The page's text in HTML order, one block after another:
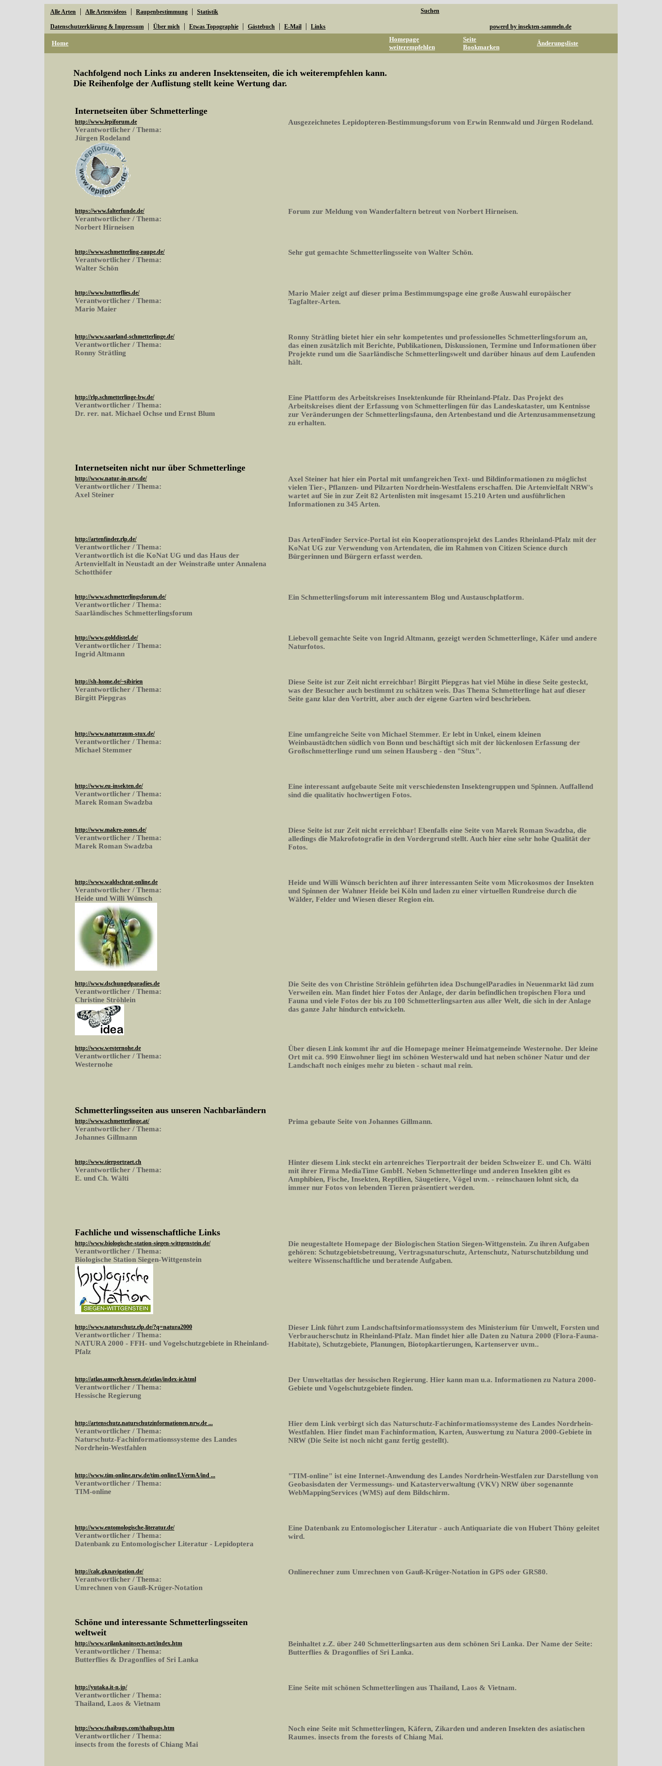
Alle Arten | Alle Artenvideos | Raupenbestimmung | Statistik Suchen
Datenschutzerklärung & Impressum | Über mich | Etwas Topographie | Gästebuch | E-Mail | Links powerd by insekten-sammeln.de
Home
Homepage
weiterempfehlen
Seite
Bookmarken
Änderungsliste
Nachfolgend noch Links zu anderen Insektenseiten, die ich weiterempfehlen kann.
Die Reihenfolge der Auflistung stellt keine Wertung dar.
Internetseiten über Schmetterlinge
http://www.lepiforum.de
Verantwortlicher / Thema:
Jürgen Rodeland
Ausgezeichnetes Lepidopteren-Bestimmungsforum von Erwin Rennwald und Jürgen Rodeland.
https://www.falterfunde.de/
Verantwortlicher / Thema:
Norbert Hirneisen
Forum zur Meldung von Wanderfaltern betreut von Norbert Hirneisen.
http://www.schmetterling-raupe.de/
Verantwortlicher / Thema:
Walter Schön
Sehr gut gemachte Schmetterlingsseite von Walter Schön.
http://www.butterflies.de/
Verantwortlicher / Thema:
Mario Maier
Mario Maier zeigt auf dieser prima Bestimmungspage eine große Auswahl europäischer
Tagfalter-Arten.
http://www.saarland-schmetterlinge.de/
Verantwortlicher / Thema:
Ronny Strätling
Ronny Strätling bietet hier ein sehr kompetentes und professionelles Schmetterlingsforum an,
das einen zusätzlich mit Berichte, Publikationen, Diskussionen, Termine und Informationen über
Projekte rund um die Saarländische Schmetterlingswelt und darüber hinaus auf dem Laufenden
hält.
http://rlp.schmetterlinge-bw.de/
Verantwortlicher / Thema:
Dr. rer. nat. Michael Ochse und Ernst Blum
Eine Plattform des Arbeitskreises Insektenkunde für Rheinland-Pfalz. Das Projekt des
Arbeitskreises dient der Erfassung von Schmetterlingen für das Landeskataster, um Kentnisse
zur Veränderungen der Schmetterlingsfauna, den Artenbestand und die Artenzusammensetzung
zu erhalten.
Internetseiten nicht nur über Schmetterlinge
http://www.natur-in-nrw.de/
Verantwortlicher / Thema:
Axel Steiner
Axel Steiner hat hier ein Portal mit umfangreichen Text- und Bildinformationen zu möglichst
vielen Tier-, Pflanzen- und Pilzarten Nordrhein-Westfalens erschaffen. Die Artenvielfalt NRW's
wartet auf Sie in zur Zeit 82 Artenlisten mit insgesamt 15.210 Arten und ausführlichen
Informationen zu 345 Arten.
http://artenfinder.rlp.de/
Verantwortlicher / Thema:
Verantwortlich ist die KoNat UG und das Haus der
Artenvielfalt in Neustadt an der Weinstraße unter Annalena
Schotthöfer
Das ArtenFinder Service-Portal ist ein Kooperationsprojekt des Landes Rheinland-Pfalz mit der
KoNat UG zur Verwendung von Artendaten, die im Rahmen von Citizen Science durch
Bürgerinnen und Bürgern erfasst werden.
http://www.schmetterlingsforum.de/
Verantwortlicher / Thema:
Saarländisches Schmetterlingsforum
Ein Schmetterlingsforum mit interessantem Blog und Austauschplatform.
http://www.golddistel.de/
Verantwortlicher / Thema:
Ingrid Altmann
Liebevoll gemachte Seite von Ingrid Altmann, gezeigt werden Schmetterlinge, Käfer und andere
Naturfotos.
http://sh-home.de/~sibirien
Verantwortlicher / Thema:
Birgitt Piepgras
Diese Seite ist zur Zeit nicht erreichbar! Birgitt Piepgras hat viel Mühe in diese Seite gesteckt,
was der Besucher auch bestimmt zu schätzen weis. Das Thema Schmetterlinge hat auf dieser
Seite ganz klar den Vortritt, aber auch der eigene Garten wird beschrieben.
http://www.naturraum-stux.de/
Verantwortlicher / Thema:
Michael Stemmer
Eine umfangreiche Seite von Michael Stemmer. Er lebt in Unkel, einem kleinen
Weinbaustädtchen südlich von Bonn und beschäftigt sich mit der lückenlosen Erfassung der
Großschmetterlinge rund um seinen Hausberg - den "Stux".
http://www.eu-insekten.de/
Verantwortlicher / Thema:
Marek Roman Swadzba
Eine interessant aufgebaute Seite mit verschiedensten Insektengruppen und Spinnen. Auffallend
sind die qualitativ hochwertigen Fotos.
http://www.makro-zones.de/
Verantwortlicher / Thema:
Marek Roman Swadzba
Diese Seite ist zur Zeit nicht erreichbar! Ebenfalls eine Seite von Marek Roman Swadzba, die
alledings die Makrofotografie in den Vordergrund stellt. Auch hier eine sehr hohe Qualität der
Fotos.
http://www.waldschrat-online.de
Verantwortlicher / Thema:
Heide und Willi Wünsch
Heide und Willi Wünsch berichten auf ihrer interessanten Seite vom Microkosmos der Insekten
und Spinnen der Wahner Heide bei Köln und laden zu einer virtuellen Rundreise durch die
Wälder, Felder und Wiesen dieser Region ein.
http://www.dschungelparadies.de
Verantwortlicher / Thema:
Christine Ströhlein
Die Seite des von Christine Ströhlein geführten idea DschungelParadies in Neuenmarkt läd zum
Verweilen ein. Man findet hier Fotos der Anlage, der darin befindlichen tropischen Flora und
Fauna und viele Fotos der bis zu 100 Schmetterlingsarten aus aller Welt, die sich in der Anlage
das ganze Jahr hindurch entwickeln.
http://www.westernohe.de
Verantwortlicher / Thema:
Westernohe
Über diesen Link kommt ihr auf die Homepage meiner Heimatgemeinde Westernohe. Der kleine
Ort mit ca. 990 Einwohner liegt im schönen Westerwald und hat neben schöner Natur und der
Landschaft noch einiges mehr zu bieten - schaut mal rein.
Schmetterlingsseiten aus unseren Nachbarländern
http://www.schmetterlinge.at/
Verantwortlicher / Thema:
Johannes Gillmann
Prima gebaute Seite von Johannes Gillmann.
http://www.tierportraet.ch
Verantwortlicher / Thema:
E. und Ch. Wälti
Hinter diesem Link steckt ein artenreiches Tierportrait der beiden Schweizer E. und Ch. Wälti
mit ihrer Firma MediaTime GmbH. Neben Schmetterlinge und anderen Insekten gibt es
Amphibien, Fische, Insekten, Reptilien, Säugetiere, Vögel uvm. - reinschauen lohnt sich, da
immer nur Fotos von lebenden Tieren präsentiert werden.
Fachliche und wissenschaftliche Links
http://www.biologische-station-siegen-wittgenstein.de/
Verantwortlicher / Thema:
Biologische Station Siegen-Wittgenstein
Die neugestaltete Homepage der Biologischen Station Siegen-Wittgenstein. Zu ihren Aufgaben
gehören: Schutzgebietsbetreuung, Vertragsnaturschutz, Artenschutz, Naturschutzbildung und
weitere Wissenschaftliche und beratende Aufgaben.
http://www.naturschutz.rlp.de/?q=natura2000
Verantwortlicher / Thema:
NATURA 2000 - FFH- und Vogelschutzgebiete in Rheinland-
Pfalz
Dieser Link führt zum Landschaftsinformationssystem des Ministerium für Umwelt, Forsten und
Verbraucherschutz in Rheinland-Pfalz. Man findet hier alle Daten zu Natura 2000 (Flora-Fauna-
Habitate), Schutzgebiete, Planungen, Biotopkartierungen, Kartenserver uvm..
http://atlas.umwelt.hessen.de/atlas/index-ie.html
Verantwortlicher / Thema:
Hessische Regierung
Der Umweltatlas der hessischen Regierung. Hier kann man u.a. Informationen zu Natura 2000-
Gebiete und Vogelschutzgebiete finden.
http://artenschutz.naturschutzinformationen.nrw.de ...
Verantwortlicher / Thema:
Naturschutz-Fachinformationssysteme des Landes
Nordrhein-Westfahlen
Hier dem Link verbirgt sich das Naturschutz-Fachinformationssysteme des Landes Nordrhein-
Westfahlen. Hier findet man Fachinformation, Karten, Auswertung zu Natura 2000-Gebiete in
NRW (Die Seite ist noch nicht ganz fertig gestellt).
http://www.tim-online.nrw.de/tim-online/LVermA/ind ...
Verantwortlicher / Thema:
TIM-online
"TIM-online" ist eine Internet-Anwendung des Landes Nordrhein-Westfalen zur Darstellung von
Geobasisdaten der Vermessungs- und Katasterverwaltung (VKV) NRW über sogenannte
WebMappingServices (WMS) auf dem Bildschirm.
http://www.entomologische-literatur.de/
Verantwortlicher / Thema:
Datenbank zu Entomologischer Literatur - Lepidoptera
Eine Datenbank zu Entomologischer Literatur - auch Antiquariate die von Hubert Thöny geleitet
wird.
http://calc.gknavigation.de/
Verantwortlicher / Thema:
Umrechnen von Gauß-Krüger-Notation
Onlinerechner zum Umrechnen von Gauß-Krüger-Notation in GPS oder GRS80.
Schöne und interessante Schmetterlingsseiten
weltweit
http://www.srilankaninsects.net/index.htm
Verantwortlicher / Thema:
Butterflies & Dragonflies of Sri Lanka
Beinhaltet z.Z. über 240 Schmetterlingsarten aus dem schönen Sri Lanka. Der Name der Seite:
Butterflies & Dragonflies of Sri Lanka.
http://yutaka.it-n.jp/
Verantwortlicher / Thema:
Thailand, Laos & Vietnam
Eine Seite mit schönen Schmetterlingen aus Thailand, Laos & Vietnam.
http://www.thaibugs.com/thaibugs.htm
Verantwortlicher / Thema:
insects from the forests of Chiang Mai
Noch eine Seite mit Schmetterlingen, Käfern, Zikarden und anderen Insekten des asiatischen
Raumes. insects from the forests of Chiang Mai.